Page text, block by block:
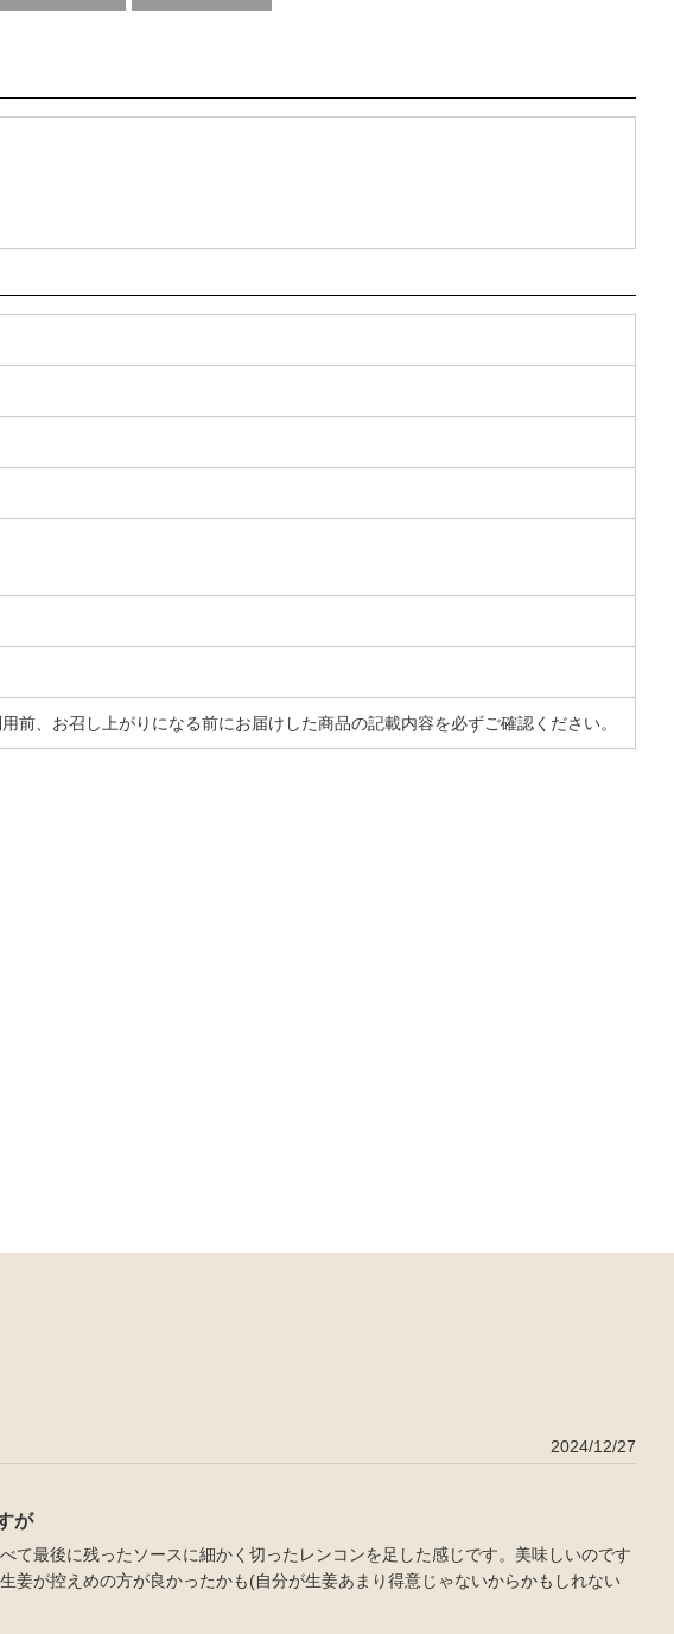
、お召し上がりになる前にお届けした商品の記載内容を必ずご確認ください。
2024/12/27
が
て最後に残ったソースに細かく切ったレンコンを足した感じです。美味しいのです
姜が控えめの方が良かったかも(自分が生姜あまり得意じゃないからかもしれない